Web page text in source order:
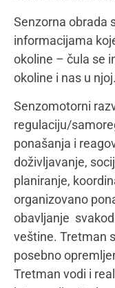
tretmanima,
uče metode i
svakodnevnom
Mamacom&ja:
roditeljima izvor
sa uzrastom
Jasenka Lazić:
roditeljima
mogu da odlože
uhvate u koštac
Ono što je
nije samo veština
svoje nutrutuvne i
socijalna